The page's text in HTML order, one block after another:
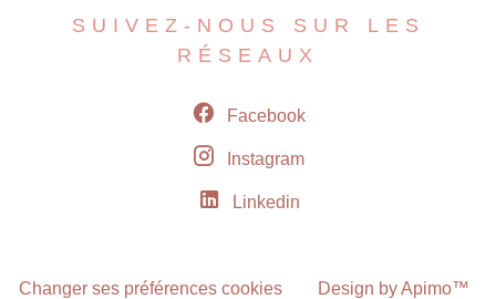
SUIVEZ-NOUS SUR LES
RÉSEAUX
Facebook
Instagram
Linkedin
Changer ses préférences cookies Design byApimo™